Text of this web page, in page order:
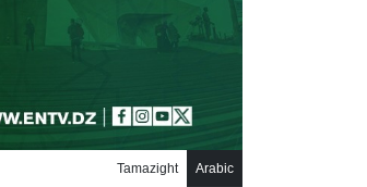
Arabic
Tamazight